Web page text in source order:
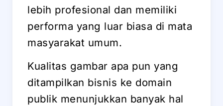
lebih profesional dan memiliki
performa yang luar biasa di mata
masyarakat umum.
Kualitas gambar apa pun yang
ditampilkan bisnis ke domain
publik menunjukkan banyak hal